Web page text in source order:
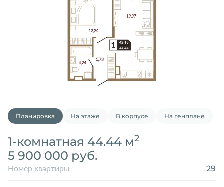
Планировка На этаже В корпусе На генплане
1-комнатная 44.44 м2
5 900 000 руб.
Номер квартиры 29